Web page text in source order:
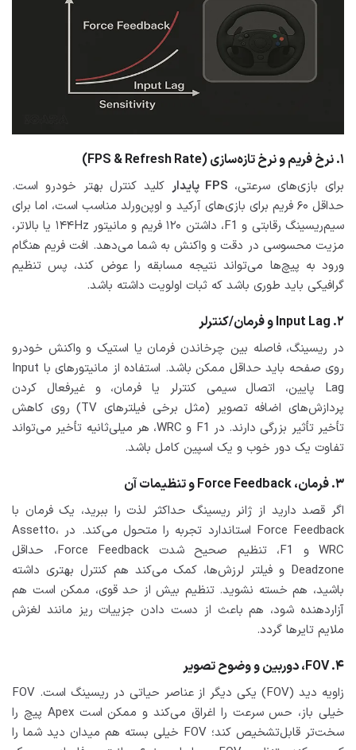
۱. نرخ فریم و نرخ تازه‌سازی (FPS & Refresh Rate)
برای بازی‌های سرعتی، FPS پایدار
کلید کنترل بهتر خودرو است.
حداقل ۶۰ فریم برای بازی‌های آرکید و اوپن‌ورلد مناسب است، اما برای
سیم‌ریسینگ رقابتی و F1، داشتن ۱۲۰ فریم و مانیتور ۱۴۴Hz یا بالاتر،
مزیت محسوسی در دقت و واکنش به شما می‌دهد. افت فریم هنگام
ورود به پیچ‌ها می‌تواند نتیجه مسابقه را عوض کند، پس تنظیم
گرافیکی باید طوری باشد که ثبات اولویت داشته باشد.
۲. Input Lag و فرمان/کنترلر
در ریسینگ، فاصله بین چرخاندن فرمان یا استیک و واکنش خودرو
روی صفحه باید حداقل ممکن باشد. استفاده از مانیتورهای با Input
Lag پایین، اتصال سیمی کنترلر یا فرمان، و غیرفعال کردن
پردازش‌های اضافه تصویر (مثل برخی فیلترهای TV) روی کاهش
تأخیر تأثیر بزرگی دارند. در F1 و WRC، هر میلی‌ثانیه تأخیر می‌تواند
تفاوت یک دور خوب و یک اسپین کامل باشد.
۳. فرمان، Force Feedback و تنظیمات آن
اگر قصد دارید از ژانر ریسینگ حداکثر لذت را ببرید، یک فرمان با
Force Feedback استاندارد تجربه را متحول می‌کند. در Assetto،
WRC و F1، تنظیم صحیح شدت Force Feedback، حداقل
Deadzone و فیلتر لرزش‌ها، کمک می‌کند هم کنترل بهتری داشته
باشید، هم خسته نشوید. تنظیم بیش از حد قوی، ممکن است هم
آزاردهنده شود، هم باعث از دست دادن جزییات ریز مانند لغزش
ملایم تایرها گردد.
۴. FOV، دوربین و وضوح تصویر
زاویه دید (FOV) یکی دیگر از عناصر حیاتی در ریسینگ است. FOV
خیلی باز، حس سرعت را اغراق می‌کند و ممکن است Apex پیچ را
سخت‌تر قابل‌تشخیص کند؛ FOV خیلی بسته هم میدان دید شما را